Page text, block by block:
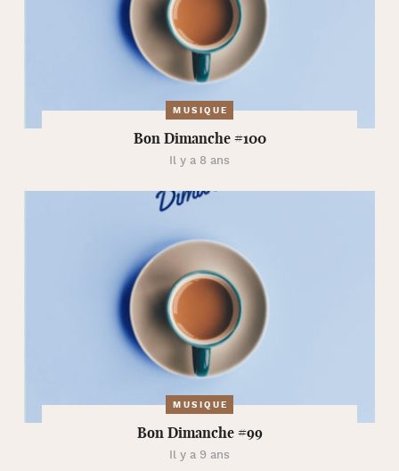
MUSIQUE
Bon Dimanche #100
Il y a 8 ans
MUSIQUE
Bon Dimanche #99
Il y a 9 ans